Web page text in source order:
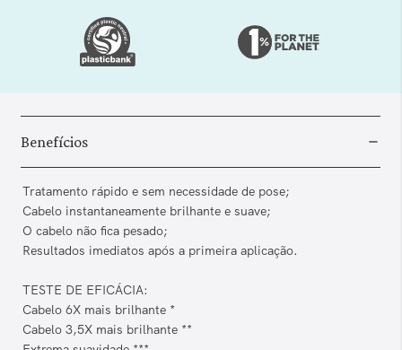
Benefícios
Tratamento rápido e sem necessidade de pose;
Cabelo instantaneamente brilhante e suave;
O cabelo não fica pesado;
Resultados imediatos após a primeira aplicação.
TESTE DE EFICÁCIA:
Cabelo 6X mais brilhante *
Cabelo 3,5X mais brilhante **